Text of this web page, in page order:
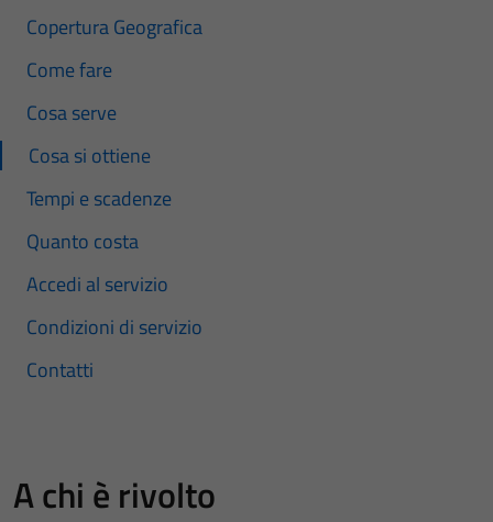
Copertura Geografica
Come fare
Cosa serve
Cosa si ottiene
Tempi e scadenze
Quanto costa
Accedi al servizio
Condizioni di servizio
Contatti
A chi è rivolto